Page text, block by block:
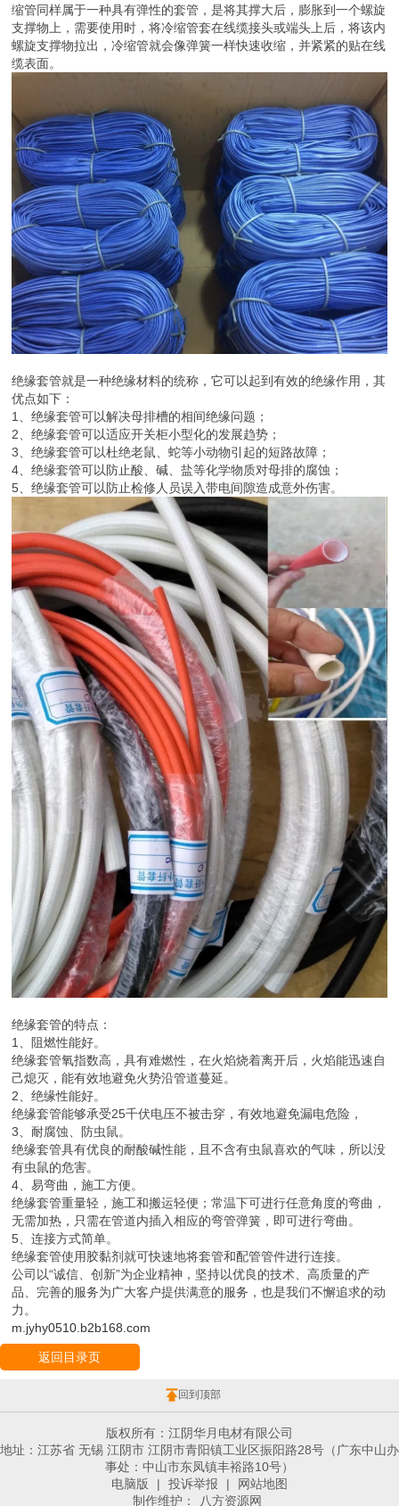
缩管同样属于一种具有弹性的套管，是将其撑大后，膨胀到一个螺旋
支撑物上，需要使用时，将冷缩管套在线缆接头或端头上后，将该内
螺旋支撑物拉出，冷缩管就会像弹簧一样快速收缩，并紧紧的贴在线
缆表面。
绝缘套管就是一种绝缘材料的统称，它可以起到有效的绝缘作用，其
优点如下：
1、绝缘套管可以解决母排槽的相间绝缘问题；
2、绝缘套管可以适应开关柜小型化的发展趋势；
3、绝缘套管可以杜绝老鼠、蛇等小动物引起的短路故障；
4、绝缘套管可以防止酸、碱、盐等化学物质对母排的腐蚀；
5、绝缘套管可以防止检修人员误入带电间隙造成意外伤害。
绝缘套管的特点：
1、阻燃性能好。
绝缘套管氧指数高，具有难燃性，在火焰烧着离开后，火焰能迅速自
己熄灭，能有效地避免火势沿管道蔓延。
2、绝缘性能好。
绝缘套管能够承受25千伏电压不被击穿，有效地避免漏电危险，
3、耐腐蚀、防虫鼠。
绝缘套管具有优良的耐酸碱性能，且不含有虫鼠喜欢的气味，所以没
有虫鼠的危害。
4、易弯曲，施工方便。
绝缘套管重量轻，施工和搬运轻便；常温下可进行任意角度的弯曲，
无需加热，只需在管道内插入相应的弯管弹簧，即可进行弯曲。
5、连接方式简单。
绝缘套管使用胶黏剂就可快速地将套管和配管管件进行连接。
公司以“诚信、创新”为企业精神，坚持以优良的技术、高质量的产
品、完善的服务为广大客户提供满意的服务，也是我们不懈追求的动
力。
m.jyhy0510.b2b168.com
返回目录页
回到顶部
版权所有：江阴华月电材有限公司
地址：江苏省 无锡 江阴市 江阴市青阳镇工业区振阳路28号（广东中山办
事处：中山市东凤镇丰裕路10号）
电脑版
| 投诉举报 |
网站地图
制作维护：
八方资源网